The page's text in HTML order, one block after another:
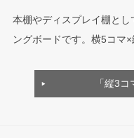
本棚やディスプレイ棚と
ングボードです。横5コマ×
「縦3